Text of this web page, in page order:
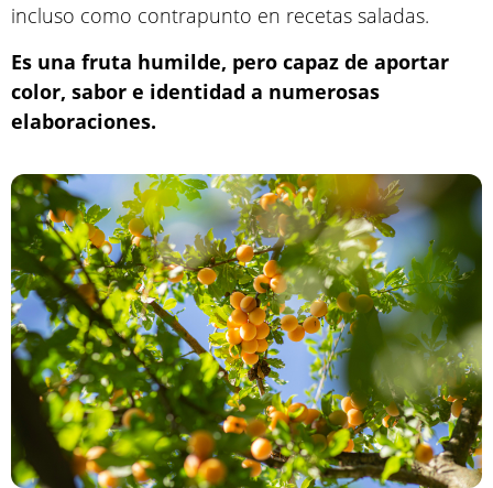
incluso como contrapunto en recetas saladas.
Es una fruta humilde, pero capaz de aportar
color, sabor e identidad a numerosas
elaboraciones.